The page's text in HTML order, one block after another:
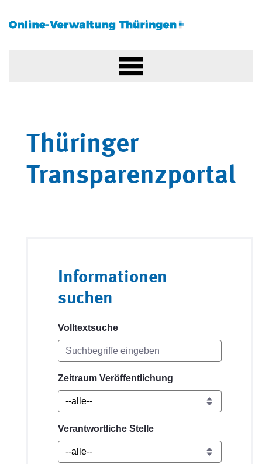
Thüringer
Transparenzportal
Informationen
suchen
Volltextsuche
Zeitraum Veröffentlichung
Verantwortliche Stelle